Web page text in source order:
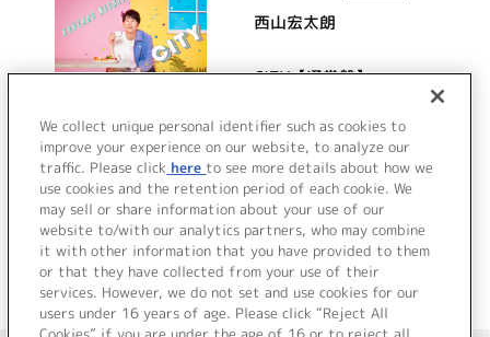
西山宏太朗
CITY【通常盤】
詳細を見る
We collect unique personal identifier such as cookies to
improve your experience on our website, to analyze our
traffic. Please click here to see more details about how we
use cookies and the retention period of each cookie. We
may sell or share information about your use of our
website to/with our analytics partners, who may combine
it with other information that you have provided to them
or that they have collected from your use of their
services. However, we do not set and use cookies for our
users under 16 years of age. Please click “Reject All